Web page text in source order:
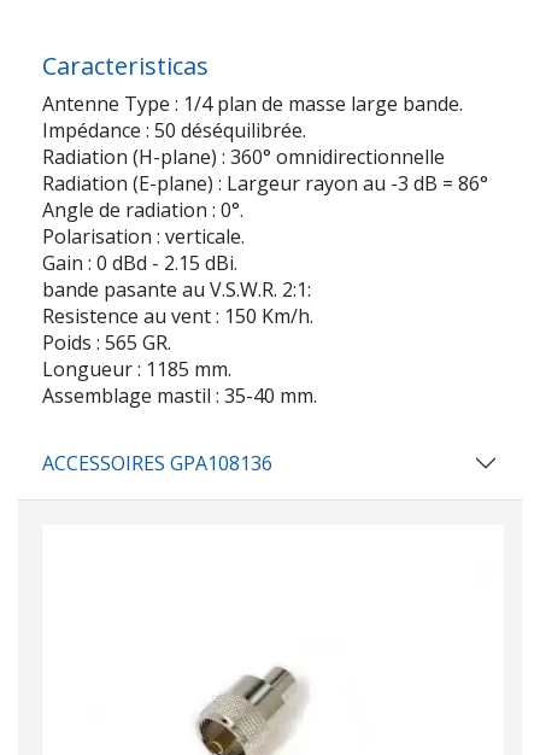
Caracteristicas
Antenne Type : 1/4 plan de masse large bande.
Impédance : 50 déséquilibrée.
Radiation (H-plane) : 360° omnidirectionnelle
Radiation (E-plane) : Largeur rayon au -3 dB = 86°
Angle de radiation : 0°.
Polarisation : verticale.
Gain : 0 dBd - 2.15 dBi.
bande pasante au V.S.W.R. 2:1:
Resistence au vent : 150 Km/h.
Poids : 565 GR.
Longueur : 1185 mm.
Assemblage mastil : 35-40 mm.
ACCESSOIRES GPA108136